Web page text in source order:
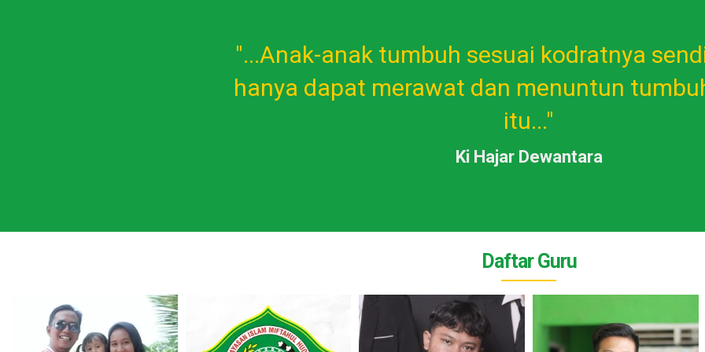
"...Anak-anak tumbuh sesuai kodratnya
hanya dapat merawat dan menuntun
itu..."
Ki Hajar Dewantara
Daftar Guru